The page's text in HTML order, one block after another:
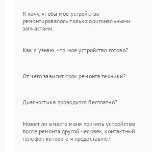
Я хочу, чтобы мое устройство
ремонтировалось только оригинальными
запчастями.
Как я узнаю, что мое устройство готово?
От чего зависит срок ремонта техники?
Диагностика проводится бесплатно?
Может ли вместо меня принять устройство
после ремонта другой человек, контактный
телефон которого я предоставлю?